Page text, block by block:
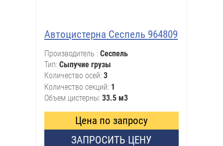
Автоцистерна Сеспель 964809
Производитель
Сеспель
Тип Сыпучие грузы
Количество осей 3
Количество секций 1
Объем цистерны 33.5 м3
Цена по запросу
ЗАПРОСИТЬ ЦЕНУ